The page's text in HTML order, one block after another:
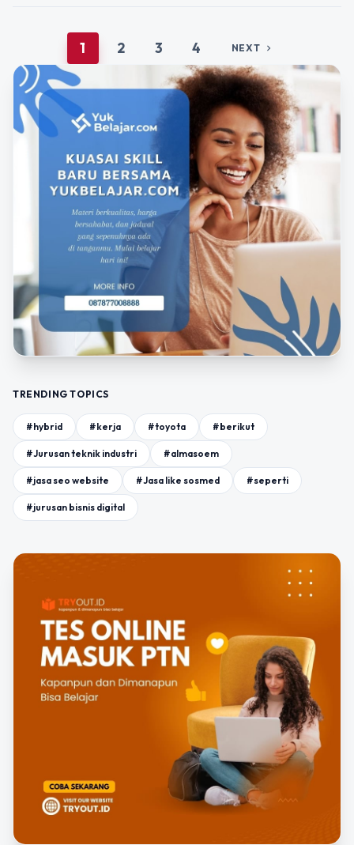
1 2 3 4 NEXT chevron_right
TRENDING TOPICS
#hybrid #kerja #toyota #berikut
#Jurusan teknik industri #almasoem
#jasa seo website #Jasa like sosmed #seperti
#jurusan bisnis digital